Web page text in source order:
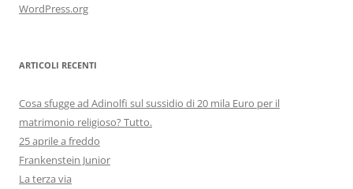
WordPress.org
ARTICOLI RECENTI
Cosa sfugge ad Adinolfi sul sussidio di 20 mila Euro per il
matrimonio religioso? Tutto.
25 aprile a freddo
Frankenstein Junior
La terza via